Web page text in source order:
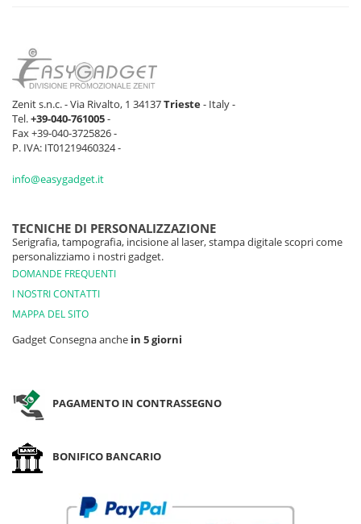
Zenit s.n.c. - Via Rivalto, 1 34137Trieste- Italy -
Tel.+39-040-761005-
Fax +39-040-3725826 -
P. IVA: IT01219460324 -
info@easygadget.it
TECNICHE DI PERSONALIZZAZIONE
Serigrafia, tampografia, incisione al laser, stampa digitale scopri come
personalizziamo i nostri gadget.
DOMANDE FREQUENTI
I NOSTRI CONTATTI
MAPPA DEL SITO
Gadget Consegna anche in 5 giorni
PAGAMENTO IN CONTRASSEGNO
BONIFICO BANCARIO